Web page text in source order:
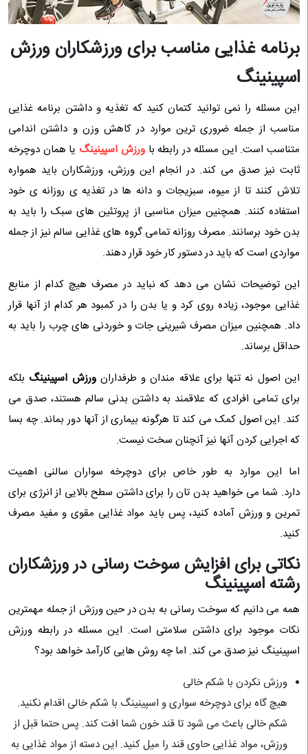
برنامه غذایی مناسب برای ورزشکاران ورزش
اسپینینگ
این مسئله را نمی توانید کتمان کنید که تغذیه و داشتن برنامه غذایی
مناسب از جمله ضروری ترین موارد در کاهش وزن و داشتن اندامی
متناسب است. این مسئله در رابطه باورزش اسپینینگ یا همان دوچرخه
ثابت نیز صدق می کند. در انجام این ورزش، ورزشکاران باید همواره
تلاش کنند تا از میوه، سبزیجات و دانه ها در تغذیه ی روزانه ی خود
استفاده کنند. همچنین میزان مناسبی از پروتئین های سبک را باید به
بدن خود برسانند. مصرف روزانه تمامی گروه های غذایی سالم نیز از جمله
مواردی است که باید در دستور کار خود قرار دهند.
این توضیحات نشان می دهد که نباید در مصرف هیچ کدام از منابع
غذایی موجود، زیاده روی کرد و یا بدن را در کمبود هر کدام از آنها قرار
داد. همچنین میزان مصرف شیرینی جات و خوردنی های چرب را باید به
حداقل برساند.
این اصول نه تنها برای علاقه مندان و طرفدارانورزش اسپینینگ بلکه
برای تمامی افرادی که علاقمند به داشتن بدنی سالم هستند، صدق می
کند. این اصول کمک می کند تا هرگونه بیماری از آنها دور بماند. چه بسا
که اجرایی کردن آنها نیز آنچنان سخت نیست.
اما این موارد به طور خاص برای دوچرخه سواران سالنی اهمیت
دارد. شما می خواهید بدن تان را برای داشتن سطح بالایی از انرژی برای
تمرین و ورزش آماده کنید، پس باید مواد غذایی مقوی و مفید مصرف
کنید.
نکاتی برای افزایش سوخت رسانی در ورزشکاران
رشته اسپینینگ
همه می دانیم که سوخت رسانی به بدن در حین ورزش از جمله مهمترین
نکات موجود برای داشتن سلامتی است. این مسئله در رابطه ورزش
اسپینینگ نیز صدق می کند. اما چه روش هایی کارآمد خواهد بود؟
ورزش نکردن با شکم خالی
هیچ گاه برای دوچرخه سواری و اسپینینگ با شکم خالی اقدام نکنید.
شکم خالی باعث می شود تا قند خون شما افت کند. پس حتما قبل از
ورزش، مواد غذایی حاوی قند را میل کنید. این دسته از مواد غذایی به